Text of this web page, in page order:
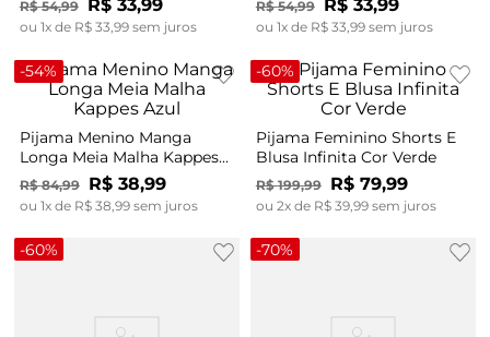
R$ 54,99 R$ 33,99
ou 1x de R$ 33,99sem juros
R$ 54,99 R$ 33,99
ou 1x de R$ 33,99sem juros
-54%
Pijama Menino Manga
Longa Meia Malha Kappes
Azul
R$ 84,99 R$ 38,99
ou 1x de R$ 38 99sem juros
-60%
Pijama Feminino Shorts E
Blusa Infinita Cor Verde
R$ 199,99 R$ 79,99
ou 2x de R$ 39, 99sem juros
-60% -70%